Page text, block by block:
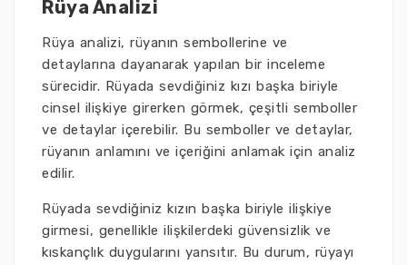
Rüya Analizi
Rüya analizi, rüyanın sembollerine ve
detaylarına dayanarak yapılan bir inceleme
sürecidir. Rüyada sevdiğiniz kızı başka biriyle
cinsel ilişkiye girerken görmek, çeşitli semboller
ve detaylar içerebilir. Bu semboller ve detaylar,
rüyanın anlamını ve içeriğini anlamak için analiz
edilir.
Rüyada sevdiğiniz kızın başka biriyle ilişkiye
girmesi, genellikle ilişkilerdeki güvensizlik ve
kıskançlık duygularını yansıtır. Bu durum, rüyayı